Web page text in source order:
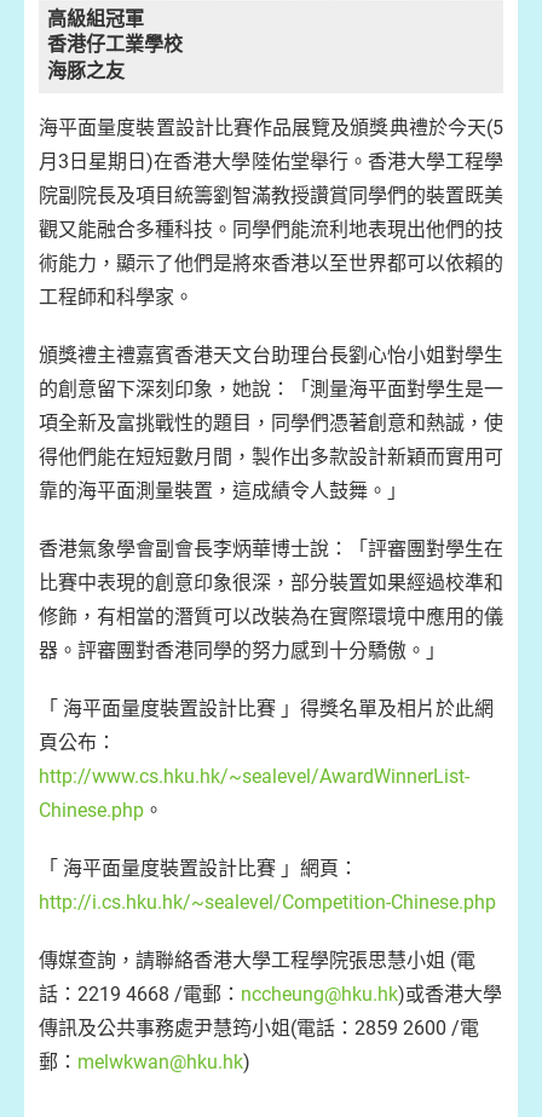
高級組冠軍
香港仔工業學校
海豚之友
海平面量度裝置設計比賽作品展覽及頒獎典禮於今天(5
月3日星期日)在香港大學陸佑堂舉行。香港大學工程學
院副院長及項目統籌劉智滿教授讚賞同學們的裝置既美
觀又能融合多種科技。同學們能流利地表現出他們的技
術能力，顯示了他們是將來香港以至世界都可以依賴的
工程師和科學家。
頒獎禮主禮嘉賓香港天文台助理台長劉心怡小姐對學生
的創意留下深刻印象，她說：「測量海平面對學生是一
項全新及富挑戰性的題目，同學們憑著創意和熱誠，使
得他們能在短短數月間，製作出多款設計新穎而實用可
靠的海平面測量裝置，這成績令人鼓舞。」
香港氣象學會副會長李炳華博士說：「評審團對學生在
比賽中表現的創意印象很深，部分裝置如果經過校準和
修飾，有相當的潛質可以改裝為在實際環境中應用的儀
器。評審團對香港同學的努力感到十分驕傲。」
「 海平面量度裝置設計比賽 」得獎名單及相片於此網
頁公布：
http://www.cs.hku.hk/~sealevel/AwardWinnerList-
Chinese.php 。
「 海平面量度裝置設計比賽 」網頁：
http://i.cs.hku.hk/~sealevel/Competition-Chinese.php
傳媒查詢，請聯絡香港大學工程學院張思慧小姐 (電
話：2219 4668 /電郵： nccheung@hku.hk)或香港大學
傳訊及公共事務處尹慧筠小姐(電話：2859 2600 /電
郵： melwkwan@hku.hk)